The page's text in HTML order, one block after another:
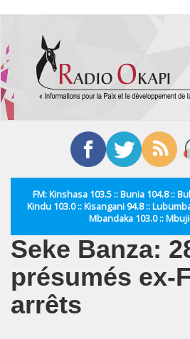
contenu
principal
FM: Kinshasa 103.5 :: Bunia 104.8 ::
Kindu 103.0 :: Kisangani 94.8 ::
Mbandaka 103.0 ::
Seke Banza:
présumés ex-
arrêts